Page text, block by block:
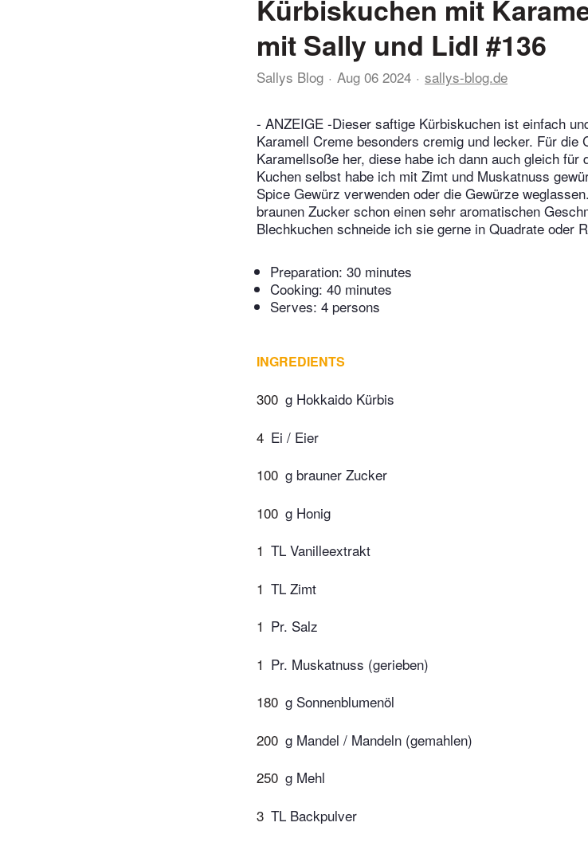
Kürbiskuchen mit
mit Sally und Lidl #136
Sallys Blog Aug 06 2024 sallys-blog.de
- ANZEIGE -Dieser saftige Kürbiskuchen ist einfach
Karamell Creme besonders cremig und lecker. Für die
Karamellsoße her, diese habe ich dann auch gleich für
Kuchen selbst habe ich mit Zimt und Muskatnuss
Spice Gewürz verwenden oder die Gewürze
braunen Zucker schon einen sehr aromatischen
Blechkuchen schneide ich sie gerne in Quadrate oder
Preparation: 30 minutes
Cooking: 40 minutes
Serves: 4 persons
INGREDIENTS
300 g Hokkaido Kürbis
4 Ei / Eier
100 g brauner Zucker
100 g Honig
1 TL Vanilleextrakt
1 TL Zimt
1 Pr. Salz
1 Pr. Muskatnuss (gerieben)
180 g Sonnenblumenöl
200 g Mandel / Mandeln (gemahlen)
250 g Mehl
3 TL Backpulver